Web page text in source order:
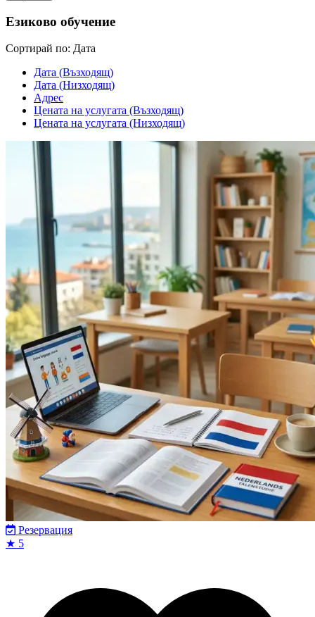
Езиково обучение
Cортирай по: Дата
Дата (Възходящ)
Дата (Низходящ)
Адрес
Цената на услугата (Възходящ)
Цената на услугата (Низходящ)
Резервация
★ 5